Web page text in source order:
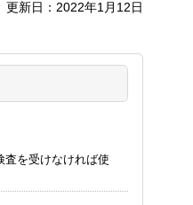
更新日：2022年1月12日
査を受けなければ使